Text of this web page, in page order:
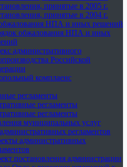
принятые в 2005 г.
принятые в 2004 г.
НПА и иных решений
обжалования НПА и иных
административного
Российской
комплаенс
регламенты
регламенты
регламенты
муниципальных услуг
регламентов
административных
постановления администрации